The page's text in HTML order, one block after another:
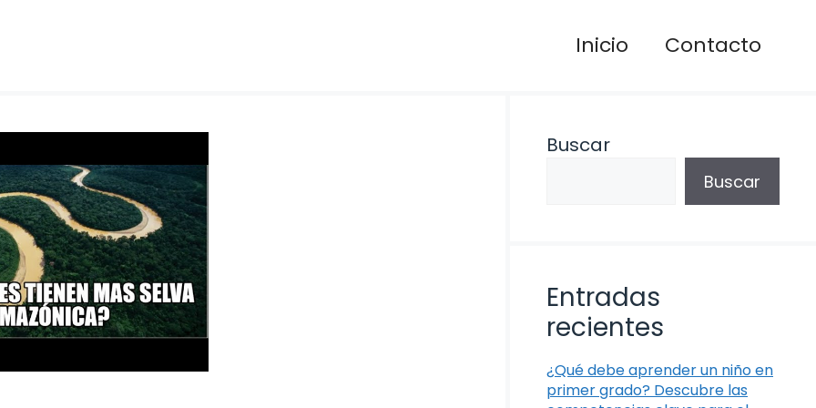
Inicio Contacto
Buscar
Buscar
Entradas
recientes
¿Qué debe aprender un niño en
primer grado? Descubre las